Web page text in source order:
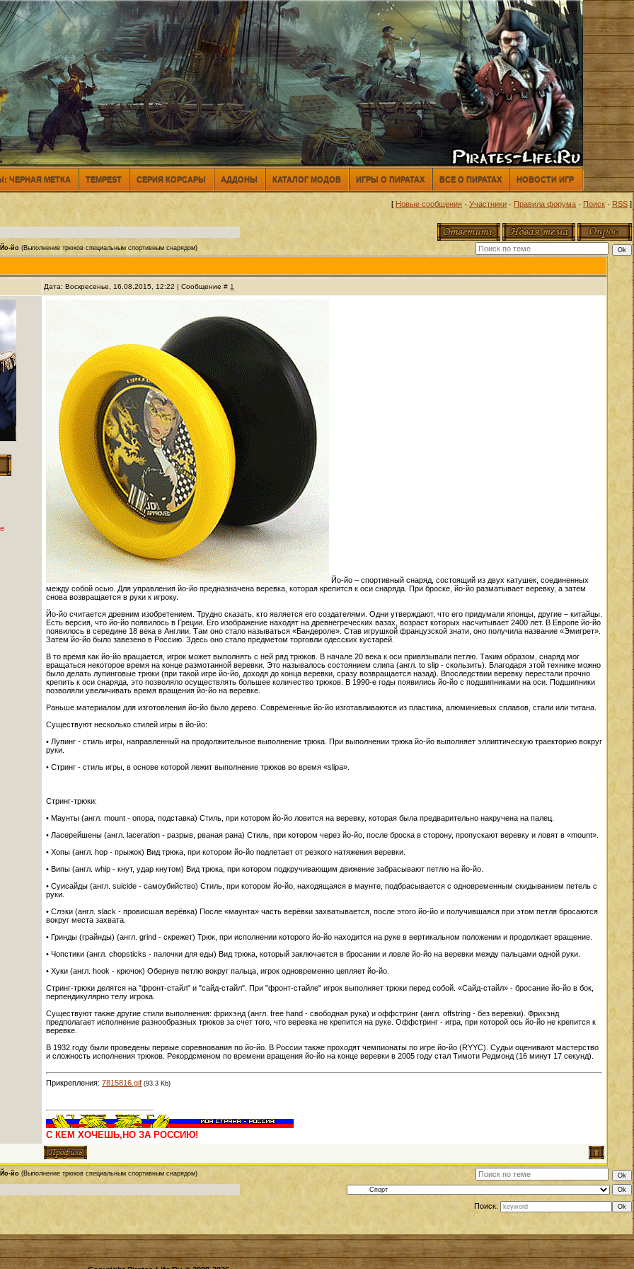
ЧЕРНАЯ МЕТКА TEMPEST СЕРИЯ КОРСАРЫ АДДОНЫ КАТАЛОГ МОДОВ ИГРЫ О ПИРАТАХ ВСЕ О ПИРАТАХ НОВОСТИ ИГР
[ Новые сообщения · Участники · Правила форума · Поиск · RSS]
Йо-йо (Выполнение трюков специальным спортивным снарядом)
Дата: Воскресенье, 16.08.2015, 12:22 | Сообщение # 1
Йо-йо – спортивный снаряд, состоящий из двух катушек, соединенных
между собой осью. Для управления йо-йо предназначена веревка, которая крепится к оси снаряда. При броске, йо-йо разматывает веревку, а затем
снова возвращается в руки к игроку.
Йо-йо считается древним изобретением. Трудно сказать, кто является его создателями. Одни утверждают, что его придумали японцы, другие – китайцы.
Есть версия, что йо-йо появилось в Греции. Его изображение находят на древнегреческих вазах, возраст которых насчитывает 2400 лет. В Европе йо-йо
появилось в середине 18 века в Англии. Там оно стало называться «Бандероле». Став игрушкой французской знати, оно получила название «Эмигрет».
Затем йо-йо было завезено в Россию. Здесь оно стало предметом торговли одесских кустарей.
В то время как йо-йо вращается, игрок может выполнять с ней ряд трюков. В начале 20 века к оси привязывали петлю. Таким образом, снаряд мог
вращаться некоторое время на конце размотанной веревки. Это называлось состоянием слипа (англ. to slip - скользить). Благодаря этой технике можно
было делать лупинговые трюки (при такой игре йо-йо, доходя до конца веревки, сразу возвращается назад). Впоследствии веревку перестали прочно
крепить к оси снаряда, это позволяло осуществлять большее количество трюков. В 1990-е годы появились йо-йо с подшипниками на оси. Подшипники
позволяли увеличивать время вращения йо-йо на веревке.
Раньше материалом для изготовления йо-йо было дерево. Современные йо-йо изготавливаются из пластика, алюминиевых сплавов, стали или титана.
Существуют несколько стилей игры в йо-йо:
• Лупинг - стиль игры, направленный на продолжительное выполнение трюка. При выполнении трюка йо-йо выполняет эллиптическую траекторию вокруг
руки.
• Стринг - стиль игры, в основе которой лежит выполнение трюков во время «slipа».
Стринг-трюки:
• Маунты (англ. mount - опора, подставка) Стиль, при котором йо-йо ловится на веревку, которая была предварительно накручена на палец.
• Ласерейшены (англ. laceration - разрыв, рваная рана) Стиль, при котором через йо-йо, после броска в сторону, пропускают веревку и ловят в «mount».
• Хопы (англ. hop - прыжок) Вид трюка, при котором йо-йо подлетает от резкого натяжения веревки.
• Випы (англ. whip - кнут, удар кнутом) Вид трюка, при котором подкручивающим движение забрасывают петлю на йо-йо.
• Суисайды (англ. suicide - самоубийство) Стиль, при котором йо-йо, находящаяся в маунте, подбрасывается с одновременным скидыванием петель с
руки.
• Слэки (англ. slack - провисшая верёвка) После «маунта» часть верёвки захватывается, после этого йо-йо и получившаяся при этом петля бросаются
вокруг места захвата.
• Гринды (грайнды) (англ. grind - скрежет) Трюк, при исполнении которого йо-йо находится на руке в вертикальном положении и продолжает вращение.
• Чопстики (англ. chopsticks - палочки для еды) Вид трюка, который заключается в бросании и ловле йо-йо на веревки между пальцами одной руки.
• Хуки (англ. hook - крючок) Обернув петлю вокруг пальца, игрок одновременно цепляет йо-йо.
Стринг-трюки делятся на "фронт-стайл" и "сайд-стайл". При "фронт-стайле" игрок выполняет трюки перед собой. «Сайд-стайл» - бросание йо-йо в бок,
перпендикулярно телу игрока.
Существуют также другие стили выполнения: фрихэнд (англ. free hand - свободная рука) и оффстринг (англ. offstring - без веревки). Фрихэнд
предполагает исполнение разнообразных трюков за счет того, что веревка не крепится на руке. Оффстринг - игра, при которой ось йо-йо не крепится к
веревке.
В 1932 году были проведены первые соревнования по йо-йо. В России также проходят чемпионаты по игре йо-йо (RYYC). Судьи оценивают мастерство
и сложность исполнения трюков. Рекордсменом по времени вращения йо-йо на конце веревки в 2005 году стал Тимоти Редмонд (16 минут 17 секунд).
Прикрепления:7815816.gif (93.3 Kb)
С КЕМ ХОЧЕШЬ,НО ЗА РОССИЮ!
Йо-йо (Выполнение трюков специальным спортивным снарядом)
Поиск: